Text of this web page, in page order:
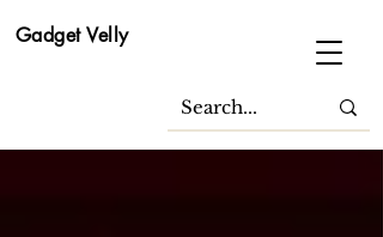
Gadget Velly